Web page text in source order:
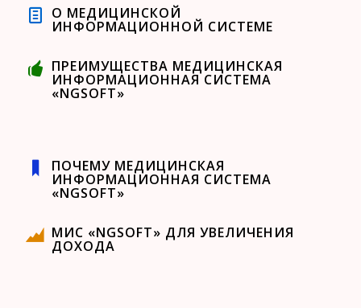
О МЕДИЦИНСКОЙ
ИНФОРМАЦИОННОЙ СИСТЕМЕ
ПРЕИМУЩЕСТВА МЕДИЦИНСКАЯ
ИНФОРМАЦИОННАЯ СИСТЕМА
«NGSOFT»
ПОЧЕМУ МЕДИЦИНСКАЯ
ИНФОРМАЦИОННАЯ СИСТЕМА
«NGSOFT»
МИС «NGSOFT» ДЛЯ УВЕЛИЧЕНИЯ
ДОХОДА